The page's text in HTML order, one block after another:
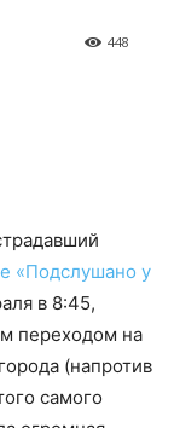
448
«Подслушано у
в 8:45,
переходом на
(напротив
самого